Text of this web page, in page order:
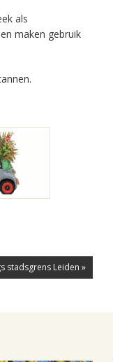
als
maken gebruik
stadsgrens Leiden »